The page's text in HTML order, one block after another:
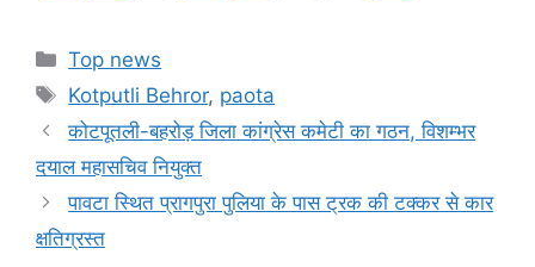
c
e
b
o
o
k
at
s
A
p
p
s
e
g
gr
a
Li
k
Categories
Top news
Tags
Kotputli Behror, paota
कोटपूतली-बहरोड़ जिला कांग्रेस कमेटी का गठन, विशम्भर
दयाल महासचिव नियुक्त
पावटा स्थित प्रागपुरा पुलिया के पास ट्रक की टक्कर से कार
क्षतिग्रस्त